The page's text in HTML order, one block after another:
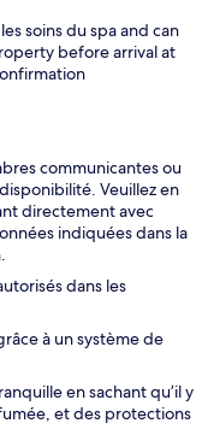
soins du spa and can
before arrival at
communicantes ou
Veuillez en
directement avec
indiquées dans la
dans les
à un système de
en sachant qu’il y
et des protections